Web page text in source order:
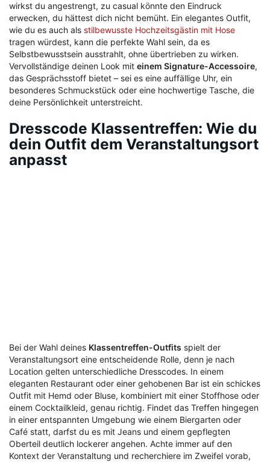
wirkst du angestrengt, zu casual könnte den Eindruck
erwecken, du hättest dich nicht bemüht. Ein elegantes Outfit,
wie du es auch als stilbewusste Hochzeitsgästin mit Hose
tragen würdest, kann die perfekte Wahl sein, da es
Selbstbewusstsein ausstrahlt, ohne übertrieben zu wirken.
Vervollständige deinen Look mit einem Signature-Accessoire,
das Gesprächsstoff bietet – sei es eine auffällige Uhr, ein
besonderes Schmuckstück oder eine hochwertige Tasche, die
deine Persönlichkeit unterstreicht.
Dresscode Klassentreffen: Wie du
dein Outfit dem Veranstaltungsort
anpasst
Bei der Wahl deines Klassentreffen-Outfits spielt der
Veranstaltungsort eine entscheidende Rolle, denn je nach
Location gelten unterschiedliche Dresscodes. In einem
eleganten Restaurant oder einer gehobenen Bar ist ein schickes
Outfit mit Hemd oder Bluse, kombiniert mit einer Stoffhose oder
einem Cocktailkleid, genau richtig. Findet das Treffen hingegen
in einer entspannten Umgebung wie einem Biergarten oder
Café statt, darfst du es mit Jeans und einem gepflegten
Oberteil deutlich lockerer angehen. Achte immer auf den
Kontext der Veranstaltung und recherchiere im Zweifel vorab,